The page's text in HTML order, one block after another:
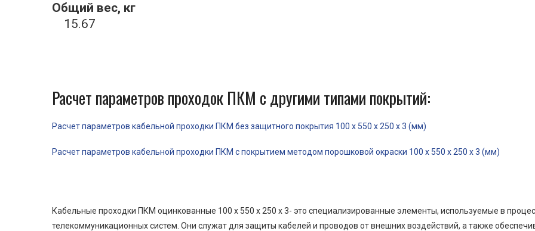
Общий вес, кг
15.67
Расчет параметров проходок ПКМ с другими типами покрытий:
Расчет параметров кабельной проходки ПКМ без защитного покрытия 100 x 550 x 250 x 3 (мм)
Расчет параметров кабельной проходки ПКМ с покрытием методом порошковой окраски 100 x 550 x 250 x 3 (мм)
Кабельные проходки ПКМ оцинкованные 100 x 550 x 250 x 3- это специализированные элементы, используемые в
телекоммуникационных систем. Они служат для защиты кабелей и проводов от внешних воздействий, а также